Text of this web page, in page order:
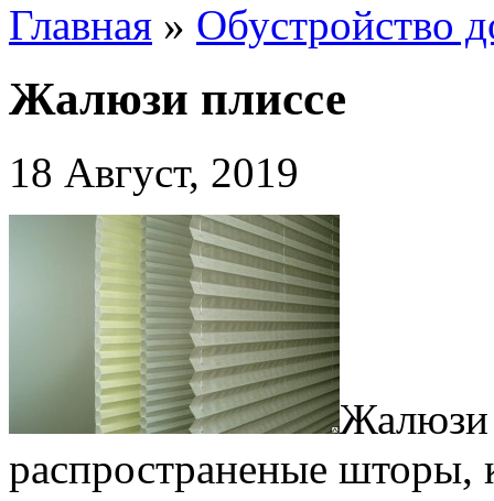
Главная » Обустройство
Жалюзи плиссе
18 Август, 2019
Жалюзи
распространеные шторы,